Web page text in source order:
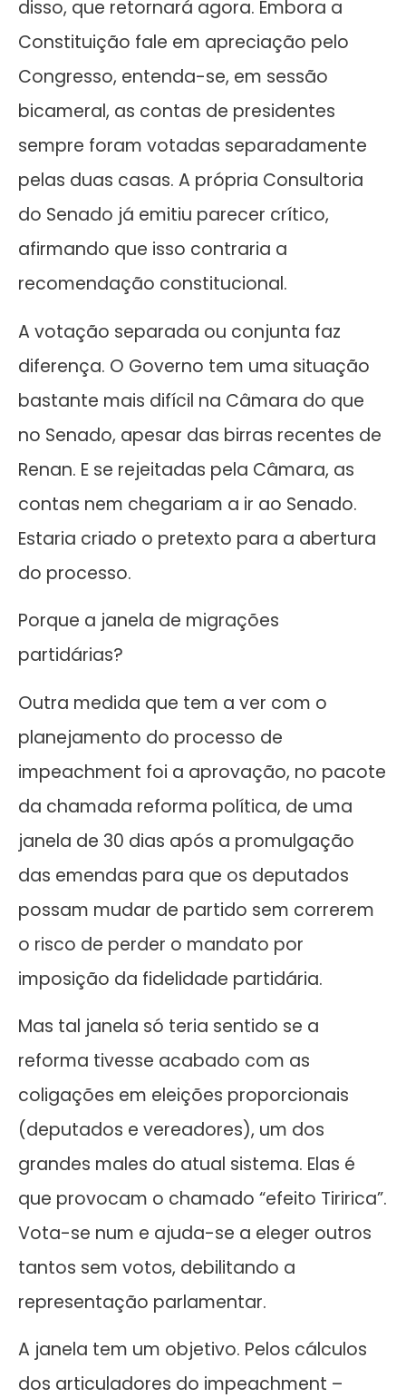
disso, que retornará agora. Embora a
Constituição fale em apreciação pelo
Congresso, entenda-se, em sessão
bicameral, as contas de presidentes
sempre foram votadas separadamente
pelas duas casas. A própria Consultoria
do Senado já emitiu parecer crítico,
afirmando que isso contraria a
recomendação constitucional.
A votação separada ou conjunta faz
diferença. O Governo tem uma situação
bastante mais difícil na Câmara do que
no Senado, apesar das birras recentes de
Renan. E se rejeitadas pela Câmara, as
contas nem chegariam a ir ao Senado.
Estaria criado o pretexto para a abertura
do processo.
Porque a janela de migrações
partidárias?
Outra medida que tem a ver com o
planejamento do processo de
impeachment foi a aprovação, no pacote
da chamada reforma política, de uma
janela de 30 dias após a promulgação
das emendas para que os deputados
possam mudar de partido sem correrem
o risco de perder o mandato por
imposição da fidelidade partidária.
Mas tal janela só teria sentido se a
reforma tivesse acabado com as
coligações em eleições proporcionais
(deputados e vereadores), um dos
grandes males do atual sistema. Elas é
que provocam o chamado “efeito Tiririca”.
Vota-se num e ajuda-se a eleger outros
tantos sem votos, debilitando a
representação parlamentar.
A janela tem um objetivo. Pelos cálculos
dos articuladores do impeachment –